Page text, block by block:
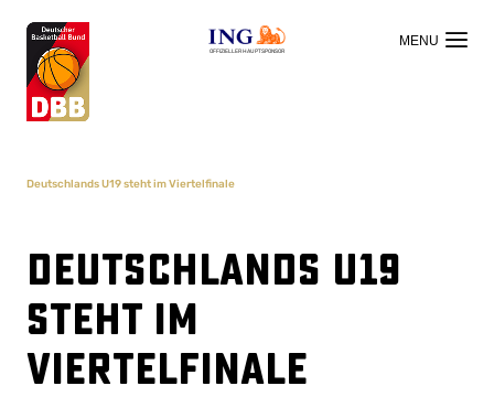
OFFIZIELLER HAUPTSPONSOR
Deutschlands U19 steht im Viertelfinale
Deutschlands U19
steht im
Viertelfinale